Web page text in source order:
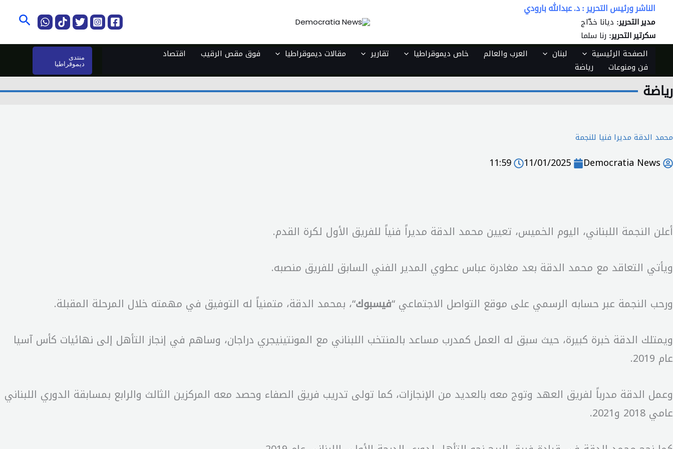
تخطي
المحتوى
الناشر ورئيس التحرير : د. عبدالله بارودي
مدير التحرير: ديانا خدّاج
سكرتير التحرير: رنا سلما
الصفحة الرئيسية لبنان العرب والعالم خاص ديموقراطيا تقارير مقالات ديموقراطيا فوق مقص الرقيب
اقتصاد
فن ومنوعات
رياضة
منتدى
ديموقراطيا
رياضة
محمد الدقة مديرا فنيا للنجمة
Democratia News
11/01/2025
11:59
أعلن النجمة اللبناني، اليوم الخميس، تعيين محمد الدقة مديراً فنياً للفريق الأول لكرة القدم.
ويأتي التعاقد مع محمد الدقة بعد مغادرة عباس عطوي المدير الفني السابق للفريق منصبه.
ورحب النجمة عبر حسابه الرسمي على موقع التواصل الاجتماعي “فيسبوك“، بمحمد الدقة، متمنياً له التوفيق في مهمته خلال المرحلة المقبلة.
ويمتلك الدقة خبرة كبيرة، حيث سبق له العمل كمدرب مساعد بالمنتخب اللبناني مع المونتينيجري دراجان، وساهم في إنجاز التأهل إلى نهائيات كأس آسيا
عام 2019.
وعمل الدقة مدرباً لفريق العهد وتوج معه بالعديد من الإنجازات، كما تولى تدريب فريق الصفاء وحصد معه المركزين الثالث والرابع بمسابقة الدوري اللبناني
عامي 2018 و2021.